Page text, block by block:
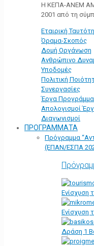
Η ΚΕΠΑ-ΑΝΕΜ
2001 από τη
Εταιρική
Όραμα-Σκοπός
Δομή Οργάνωση
Ανθρώπινο
Υποδομές
Πολιτική
Συνεργασίες
Έργα
Απολογισμοί
Διαγωνισμοί
ΠΡΟΓΡΑΜΜΑΤΑ
Πρόγραμμα
(ΕΠΑΝ/ΕΣΠΑ
Ενίσχυση
Ενίσχυση
Δράση 1